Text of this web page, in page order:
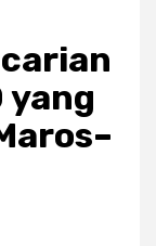
yang